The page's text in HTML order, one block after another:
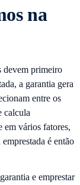
na
devem primeiro
a garantia gera
entre os
calcula
em vários fatores,
é então
e emprestar